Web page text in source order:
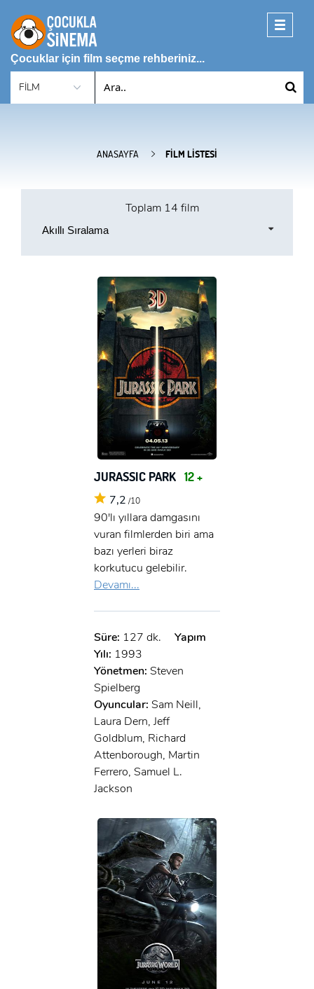
Toggle
Çocuklar için film seçme rehberiniz...
ANASAYFA FILM LISTESI
Toplam 14 film
Akıllı Sıralama
JURASSIC PARK 12 +
7,2 /10
90'lı yıllara damgasını
vuran filmlerden biri ama
bazı yerleri biraz
korkutucu gelebilir.
Devamı...
Süre: 127 dk.
Yapım
Yılı: 1993
Yönetmen: Steven
Spielberg
Oyuncular: Sam Neill,
Laura Dern, Jeff
Goldblum, Richard
Attenborough, Martin
Ferrero, Samuel L.
Jackson